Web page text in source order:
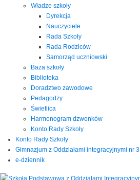
Władze szkoły
Dyrekcja
Nauczyciele
Rada Szkoły
Rada Rodziców
Samorząd uczniowski
Baza szkoły
Biblioteka
Doradztwo zawodowe
Pedagodzy
Świetlica
Harmonogram dzwonków
Konto Rady Szkoły
Konto Rady Szkoły
Gimnazjum z Oddziałami integracyjnymi nr 3
e-dziennik